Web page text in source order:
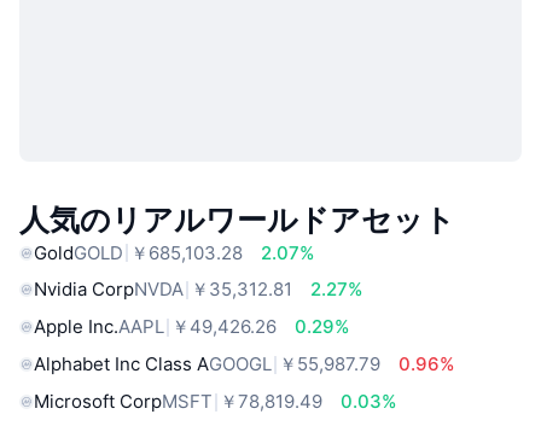
人気のリアルワールドアセット
GoldGOLD ￥685,103.28
2.07%
Nvidia CorpNVDA ￥35,312.81
2.27%
Apple Inc.AAPL ￥49,426.26
0.29%
Alphabet Inc Class AGOOGL ￥55,987.79
0.96%
Microsoft CorpMSFT ￥78,819.49
0.03%